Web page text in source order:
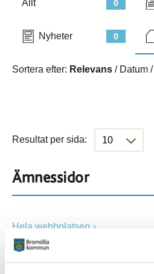
0
Allt
0
Nyheter
Sortera efter: Relevans / Datum /
Resultat per sida:
Ämnessidor
Hela webbplatsen